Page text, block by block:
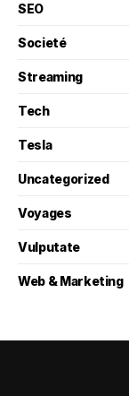
SEO
Societé
Streaming
Tech
Tesla
Uncategorized
Voyages
Vulputate
Web & Marketing